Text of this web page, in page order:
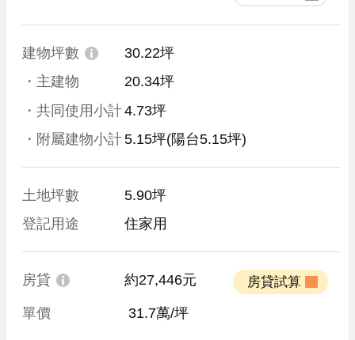
建物坪數
30.22坪
・主建物
20.34坪
・共同使用小計4.73坪
・附屬建物小計5.15坪(陽台5.15坪)
土地坪數
5.90坪
登記用途
住家用
房貸 約27,446元
單價 31.7萬/坪